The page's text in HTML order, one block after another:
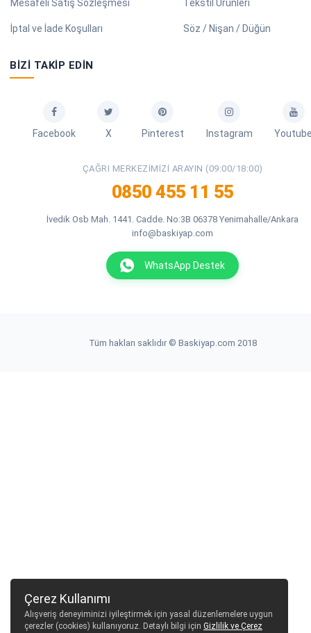
Mesafeli Satış Sözleşmesi
İptal ve İade Koşulları
Tekstil Ürünleri
Söz / Nişan / Düğün
BIZI TAKIP EDIN
Facebook X Pinterest Instagram
ÇAĞRI MERKEZIMIZI ARAYIN (09:00/18:00)
0850 455 11 55
İvedik Osb Mah. 1441. Cadde. No:3B 06378 Yenimahalle/Ankara
info@baskiyap.com
WhatsApp Destek
Tüm hakları saklıdır © Baskiyap.com 2018
Çerez Kullanımı
Alışveriş deneyiminizi iyileştirmek için yasal düzenlemelere uygun
çerezler (cookies) kullanıyoruz. Detaylı bilgi için Gizlilik ve Çerez